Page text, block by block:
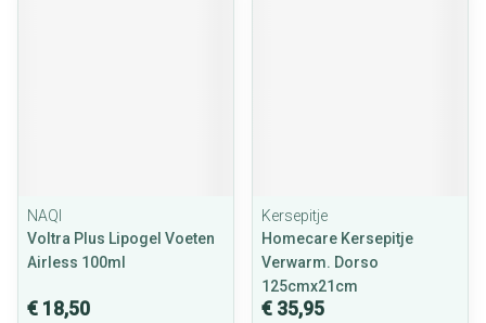
NAQI
Voltra Plus Lipogel Voeten
Airless 100ml
€ 18,50
Kersepitje
Homecare Kersepitje
Verwarm. Dorso
125cmx21cm
€ 35,95